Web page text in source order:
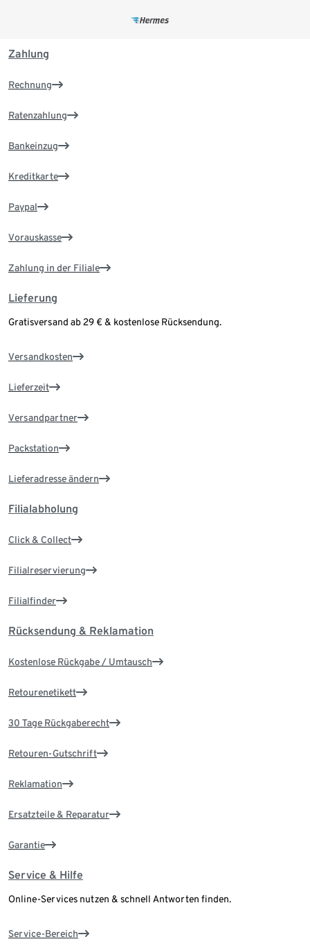
Zahlung
Rechnung
Ratenzahlung
Bankeinzug
Kreditkarte
Paypal
Vorauskasse
Zahlung in der Filiale
Lieferung
Gratisversand ab 29 € & kostenlose Rücksendung.
Versandkosten
Lieferzeit
Versandpartner
Packstation
Lieferadresse ändern
Filialabholung
Click & Collect
Filialreservierung
Filialfinder
Rücksendung & Reklamation
Kostenlose Rückgabe / Umtausch
Retourenetikett
30 Tage Rückgaberecht
Retouren-Gutschrift
Reklamation
Ersatzteile & Reparatur
Garantie
Service & Hilfe
Online-Services nutzen & schnell Antworten finden.
Service-Bereich